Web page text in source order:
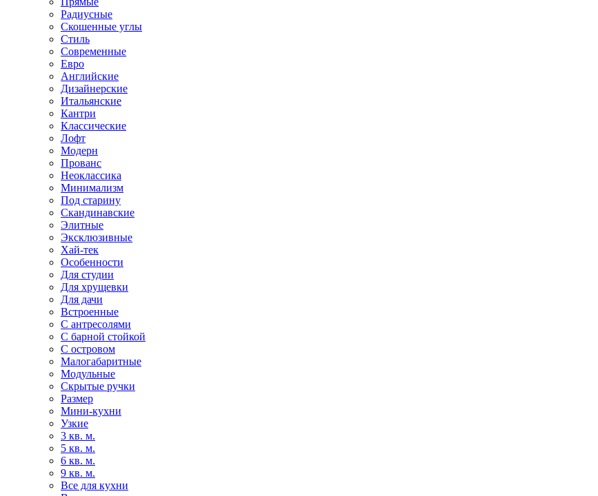
Радиусные
Скошенные углы
Стиль
Современные
Евро
Английские
Дизайнерские
Итальянские
Кантри
Классические
Лофт
Модерн
Прованс
Неоклассика
Минимализм
Под старину
Скандинавские
Элитные
Эксклюзивные
Хай-тек
Особенности
Для студии
Для хрущевки
Для дачи
Встроенные
С антресолями
С барной стойкой
С островом
Малогабаритные
Модульные
Скрытые ручки
Размер
Мини-кухни
Узкие
3 кв. м.
5 кв. м.
6 кв. м.
9 кв. м.
Все для кухни